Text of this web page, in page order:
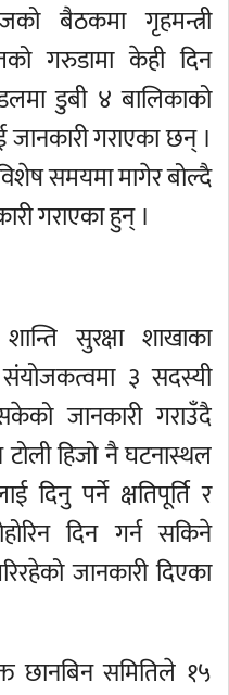
बैठकमा गृहमन्त्री
गरुडामा केही दिन
डुबी ४ बालिकाको
गराएका छन् ।
समयमा मागेर बोल्दै
गराएका हुन् ।
सुरक्षा शाखाका
३ सदस्यी
जानकारी गराउँदै
टोली हिजो नै घटनास्थल
दिनु पर्ने क्षतिपूर्ति र
दिन गर्न सकिने
जानकारी दिएका
छानबिन समितिले १५